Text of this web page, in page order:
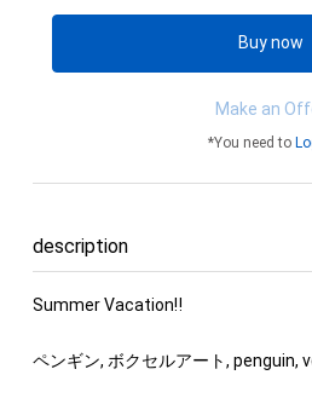
Buy now
Make an
*You need to
description
Summer Vacation‼
ペンギン, ボクセルアート, penguin,